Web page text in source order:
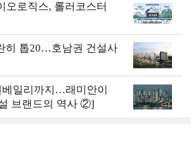
오로직스, 롤러코스터
히 톱20…호남권 건설사
일리까지…래미안이
브랜드의 역사 ②]